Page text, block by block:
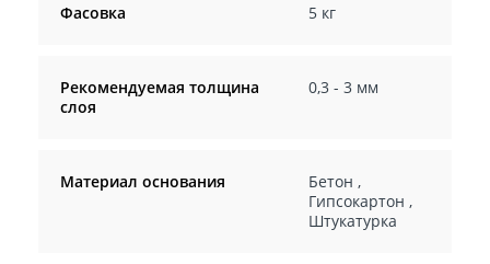
Фасовка 5 кг
Рекомендуемая толщина
слоя
0,3 - 3 мм
Материал основания Бетон ,
Гипсокартон ,
Штукатурка